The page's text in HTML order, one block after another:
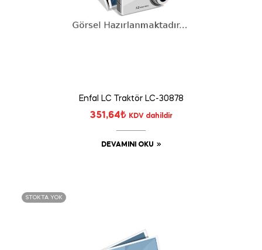
Enfal LC Traktör LC-30878
351,64₺ KDV dahildir
DEVAMINI OKU
STOKTA YOK